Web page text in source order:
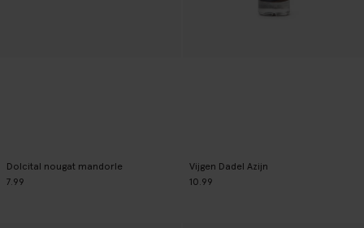
Dolcital nougat mandorle
7.99
Vijgen Dadel Azijn
10.99